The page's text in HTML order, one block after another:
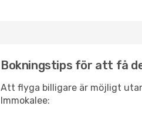
Bokningstips för att få
Att flyga billigare är möjligt
Immokalee: